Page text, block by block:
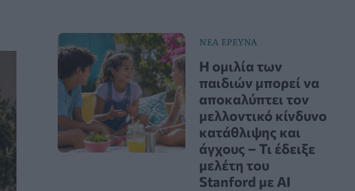
ΝΕΑ ΕΡΕΥΝΑ
Η ομιλία των
παιδιών μπορεί να
αποκαλύπτει τον
μελλοντικό κίνδυνο
κατάθλιψης και
άγχους – Τι έδειξε
μελέτη του
Stanford με AI